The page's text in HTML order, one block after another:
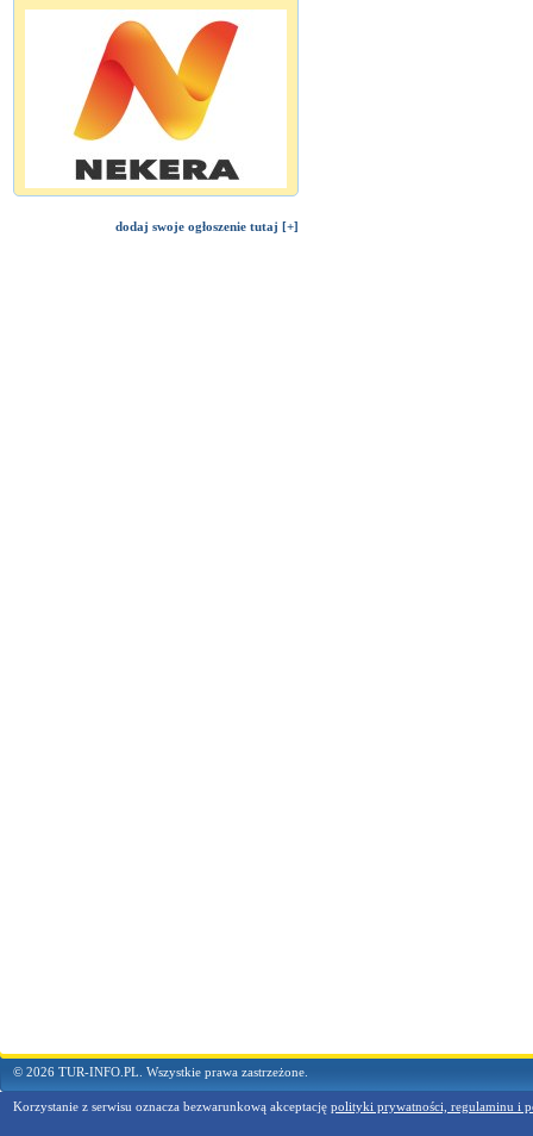
dodaj swoje ogłoszenie tutaj [+]
© 2026 TUR-INFO.PL. Wszystkie prawa zastrzeżone.
Korzystanie z serwisu oznacza bezwarunkową akceptację polityki prywatności, regulaminu i